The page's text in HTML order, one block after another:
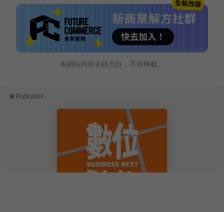
本網站內容未經允許，不得轉載。